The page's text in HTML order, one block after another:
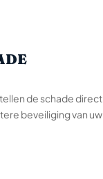
de schade direct
beveiliging van uw